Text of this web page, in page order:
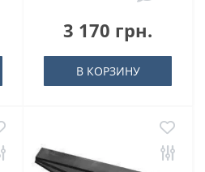
3 170 грн.
В КОРЗИНУ